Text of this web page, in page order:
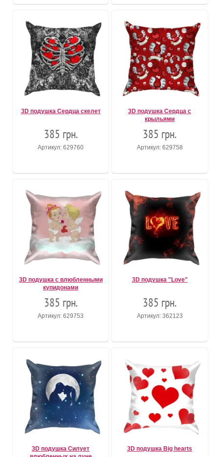
3D подушка Сердца скелет
385 грн.
Артикул: 629760
3D подушка Сердца с
крыльями
385 грн.
Артикул: 629758
3D подушка с влюбленными
купидонами
385 грн.
Артикул: 629753
3D подушка "Love"
385 грн.
Артикул: 362123
3D подушка Силует
3D подушка Big hearts